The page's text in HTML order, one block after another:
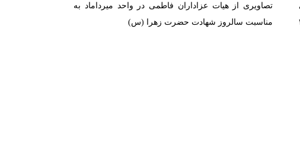
۲۱
تصاویری از هیات عزاداران فاطمی در واحد میرداماد به
مناسبت سالروز شهادت حضرت زهرا (س)